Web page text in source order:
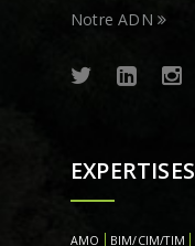
Notre ADN
EXPERTISES
AMO BIM/CIM/TIM